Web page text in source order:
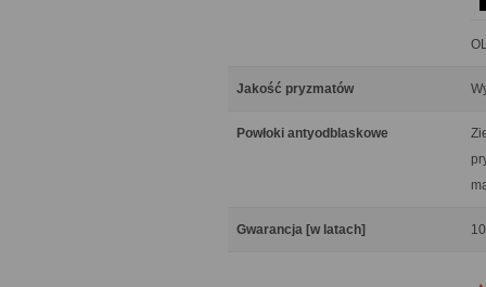
Jakość pryzmatów
Powłoki antyodblaskowe
Gwarancja [w latach] 10